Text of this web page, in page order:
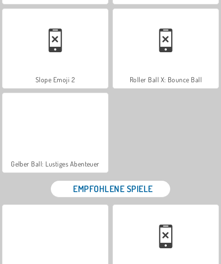
Slope Emoji 2 Roller Ball X: Bounce Ball
Gelber Ball: Lustiges Abenteuer
EMPFOHLENE SPIELE